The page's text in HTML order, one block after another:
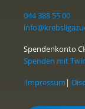
044 388 55 00
Spendenkonto
Spenden mit
Impressum |